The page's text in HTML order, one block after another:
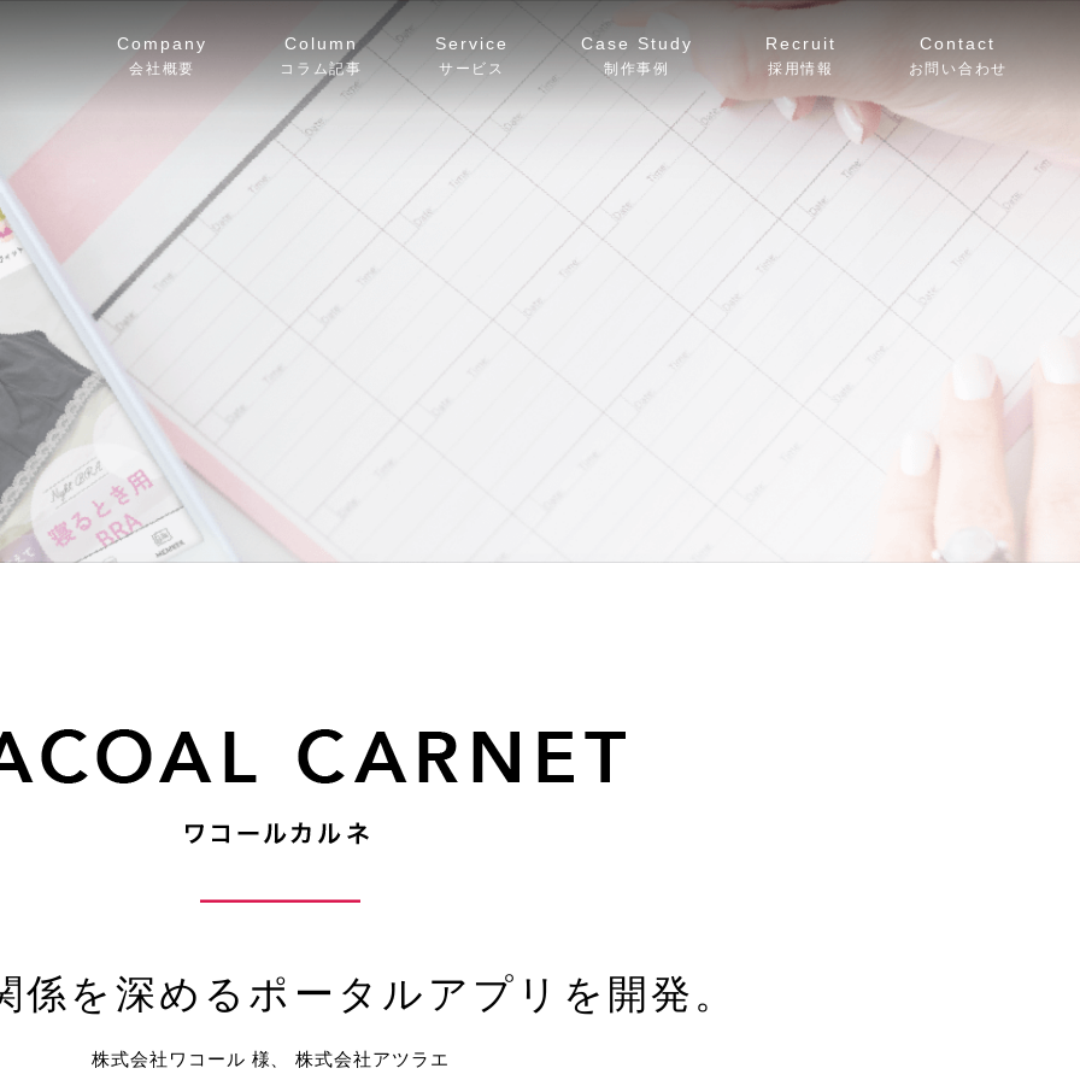
Company
会社概要
Column
コラム記事
Service
サービス
Case Study
制作事例
Recruit
採用情報
Contact
お問い合わせ
係を深める ポータルアプリを開発。
株式会社ワコール 様、株式会社アツラエ